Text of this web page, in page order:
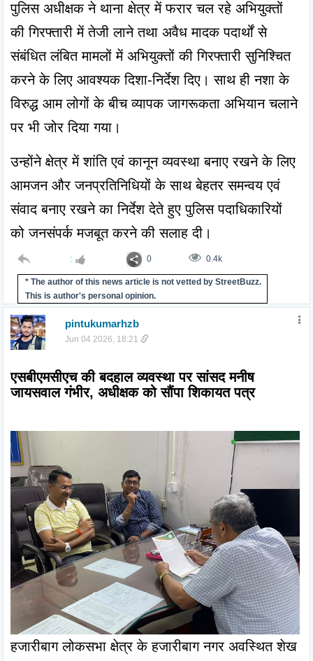
पुलिस अधीक्षक ने थाना क्षेत्र में फरार चल रहे अभियुक्तों
की गिरफ्तारी में तेजी लाने तथा अवैध मादक पदार्थों से
संबंधित लंबित मामलों में अभियुक्तों की गिरफ्तारी सुनिश्चित
करने के लिए आवश्यक दिशा-निर्देश दिए। साथ ही नशा के
विरुद्ध आम लोगों के बीच व्यापक जागरूकता अभियान चलाने
पर भी जोर दिया गया।
उन्होंने क्षेत्र में शांति एवं कानून व्यवस्था बनाए रखने के लिए
आमजन और जनप्रतिनिधियों के साथ बेहतर समन्वय एवं
संवाद बनाए रखने का निर्देश देते हुए पुलिस पदाधिकारियों
को जनसंपर्क मजबूत करने की सलाह दी।
: 0 0.4k
* The author of this news article is not vetted by StreetBuzz.
This is author's personal opinion.
pintukumarhzb
Jun 04 2026, 18:21
एसबीएमसीएच की बदहाल व्यवस्था पर सांसद मनीष
जायसवाल गंभीर, अधीक्षक को सौंपा शिकायत पत्र
हजारीबाग लोकसभा क्षेत्र के हजारीबाग नगर अवस्थित शेख